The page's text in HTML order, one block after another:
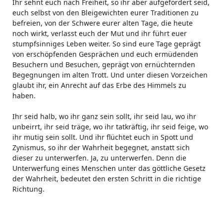
Ihr sehnt euch nach Freiheit, so ihr aber aufgefordert seid,
euch selbst von den Bleigewichten eurer Traditionen zu
befreien, von der Schwere eurer alten Tage, die heute
noch wirkt, verlasst euch der Mut und ihr führt euer
stumpfsinniges Leben weiter. So sind eure Tage geprägt
von erschöpfenden Gesprächen und euch ermüdenden
Besuchern und Besuchen, geprägt von ernüchternden
Begegnungen im alten Trott. Und unter diesen Vorzeichen
glaubt ihr, ein Anrecht auf das Erbe des Himmels zu
haben.
Ihr seid halb, wo ihr ganz sein sollt, ihr seid lau, wo ihr
unbeirrt, ihr seid träge, wo ihr tatkräftig, ihr seid feige, wo
ihr mutig sein sollt. Und ihr flüchtet euch in Spott und
Zynismus, so ihr der Wahrheit begegnet, anstatt sich
dieser zu unterwerfen. Ja, zu unterwerfen. Denn die
Unterwerfung eines Menschen unter das göttliche Gesetz
der Wahrheit, bedeutet den ersten Schritt in die richtige
Richtung.